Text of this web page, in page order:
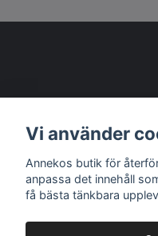
Detta är en webbsida
Sociala medier
Vi använder
Annekos butik för
anpassa det innehåll
få bästa tänkbara